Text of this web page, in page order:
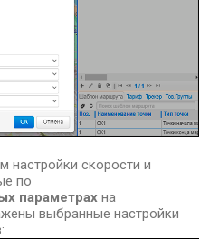
настройки скорости и
по
параметрах на
выбранные настройки